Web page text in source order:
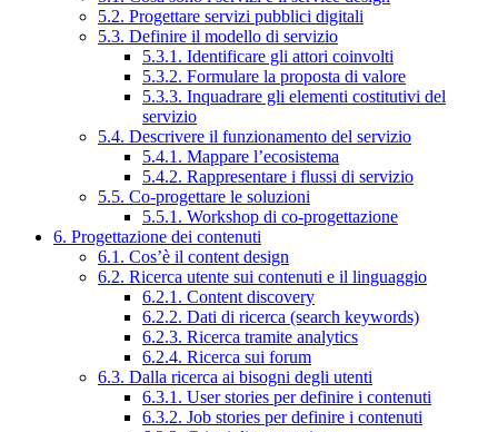
5.2. Progettare servizi pubblici digitali
5.3. Definire il modello di servizio
5.3.1. Identificare gli attori coinvolti
5.3.2. Formulare la proposta di valore
5.3.3. Inquadrare gli elementi costitutivi del
servizio
5.4. Descrivere il funzionamento del servizio
5.4.1. Mappare l’ecosistema
5.4.2. Rappresentare i flussi di servizio
5.5. Co-progettare le soluzioni
5.5.1. Workshop di co-progettazione
6. Progettazione dei contenuti
6.1. Cos’è il content design
6.2. Ricerca utente sui contenuti e il linguaggio
6.2.1. Content discovery
6.2.2. Dati di ricerca (search keywords)
6.2.3. Ricerca tramite analytics
6.2.4. Ricerca sui forum
6.3. Dalla ricerca ai bisogni degli utenti
6.3.1. User stories per definire i contenuti
6.3.2. Job stories per definire i contenuti